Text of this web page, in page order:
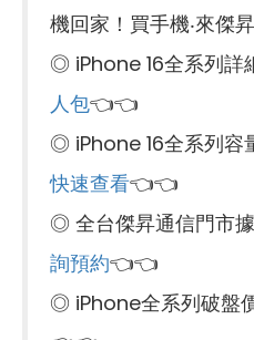
機回家！買手機‧來傑昇
◎ iPhone 16全系列
人包👈👈
◎ iPhone 16全系列
快速查看👈👈
◎ 全台傑昇通信門市
詢預約👈👈
◎ iPhone全系列破